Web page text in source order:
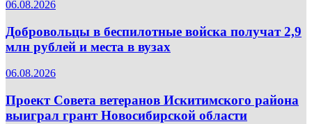
06.08.2026
Добровольцы в беспилотные войска получат 2,9
млн рублей и места в вузах
06.08.2026
Проект Совета ветеранов Искитимского района
выиграл грант Новосибирской области